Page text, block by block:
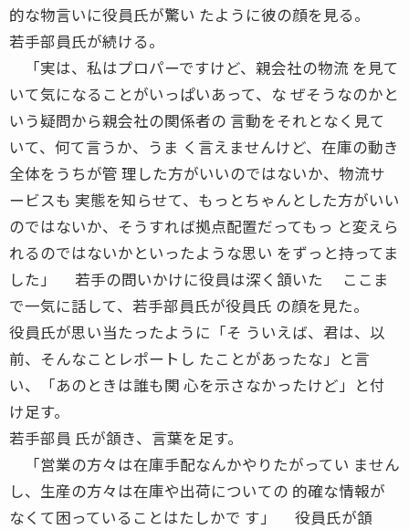
的な物言いに役員氏が驚い たように彼の顔を見る。
若手部員氏が続ける。
「実は、私はプロパーですけど、親会社の物流 を見て
いて気になることがいっぱいあって、な ぜそうなのかと
いう疑問から親会社の関係者の 言動をそれとなく見て
いて、何て言うか、うま く言えませんけど、在庫の動き
全体をうちが管 理した方がいいのではないか、物流サ
ービスも 実態を知らせて、もっとちゃんとした方がいい
のではないか、そうすれば拠点配置だってもっ と変えら
れるのではないかといったような思い をずっと持ってま
した」 若手の問いかけに役員は深く頷いた ここま
で一気に話して、若手部員氏が役員氏 の顔を見た。
役員氏が思い当たったように「そ ういえば、君は、以
前、そんなことレポートし たことがあったな」と言
い、「あのときは誰も関 心を示さなかったけど」と付
け足す。
若手部員 氏が頷き、言葉を足す。
「営業の方々は在庫手配なんかやりたがってい ません
し、生産の方々は在庫や出荷についての 的確な情報が
なくて困っていることはたしかで す」 役員氏が頷